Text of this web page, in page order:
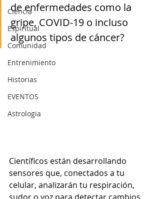
Ciencia
Espiritual
Comunidad
Entrenimiento
Historias
EVENTOS
Astrologia
de enfermedades como la
gripe, COVID-19 o incluso
algunos tipos de cáncer?
Científicos están desarrollando
sensores que, conectados a tu
celular, analizarán tu respiración,